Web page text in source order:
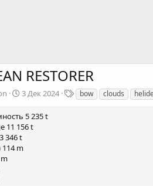
RESTORER
3 Дек 2024
Т bow clouds
5 235 t
11 156 t
346 t
m